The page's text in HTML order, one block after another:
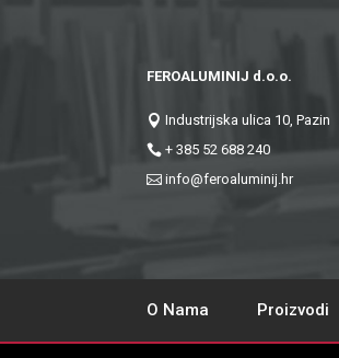
FEROALUMINIJ d.o.o.
 Industrijska ulica 10, Pazin
 + 385 52 688 240
 info@feroaluminij.hr
O Nama Proizvodi